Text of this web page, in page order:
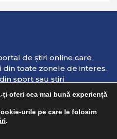
de ştiri online care
toate zonele de interes.
sport sau ştiri
informaţii de interes şi
vreo ştire sau
o publicăm, ori dacă doriţi
şterse deoarece încalcă
vă rugăm să trimiteţi un
oferi cea mai bună experiență
urile pe care le folosim
.